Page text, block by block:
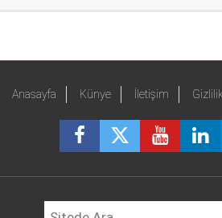
Anasayfa Künye İletişim